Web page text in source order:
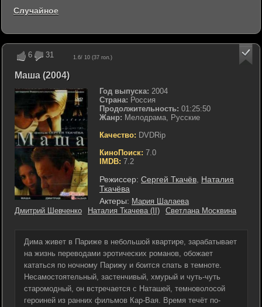
6 31 1.6/ 10 (37 гол.)
Маша (2004)
Год выпуска: 2004
Страна: Россия
Продолжительность: 01:25:50
Жанр: Мелодрама, Русские
Качество: DVDRip
КиноПоиск: 7.0
IMDB: 7.2
Режиссер: Сергей Ткачёв Наталия
Ткачёва
Актеры: Мария Шалаева
Дмитрий Шевченко
Наталия Ткачева (II) Светлана Москвина
Дима живет в Париже в небольшой квартире, зарабатывает
на жизнь переводами эротических романов, обожает
кататься по ночному Парижу и боится спать в темноте.
Несамостоятельный, застенчивый, хмурый и чуть-чуть
старомодный, он встречается с Наташей, темноволосой
героиней из ранних фильмов Кар-Вая. Время течёт по-
Случайное